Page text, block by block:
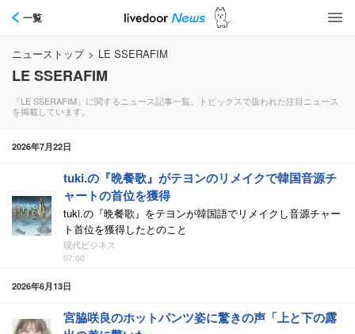
一覧
ニューストップ > LE SSERAFIM
LE SSERAFIM
『LE SSERAFIM』に関するニュース記事一覧。トピックスで扱われた注目ニュース
を掲載しています。
2026年7月22日
tuki.の『晩餐歌』がテヨンのリメイクで韓国音源チ
ャートの首位を獲得
tuki.の『晩餐歌』をテヨンが韓国語でリメイクし音源チャー
ト首位を獲得したとのこと
現代ビジネス
07:00
2026年6月13日
宮脇咲良のホットパンツ姿に驚きの声「上と下の露